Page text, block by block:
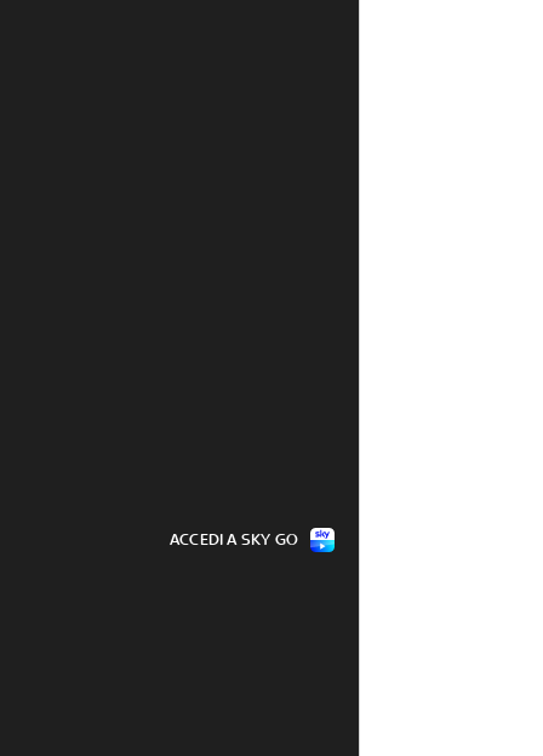
ACCEDI A SKY GO